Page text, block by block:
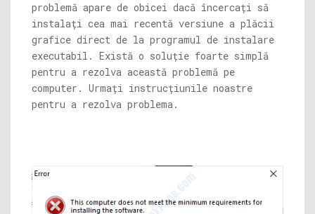
problemă apare de obicei dacă încercați să
instalați cea mai recentă versiune a plăcii
grafice direct de la programul de instalare
executabil. Există o soluție foarte simplă
pentru a rezolva această problemă pe
computer. Urmați instrucțiunile noastre
pentru a rezolva problema.